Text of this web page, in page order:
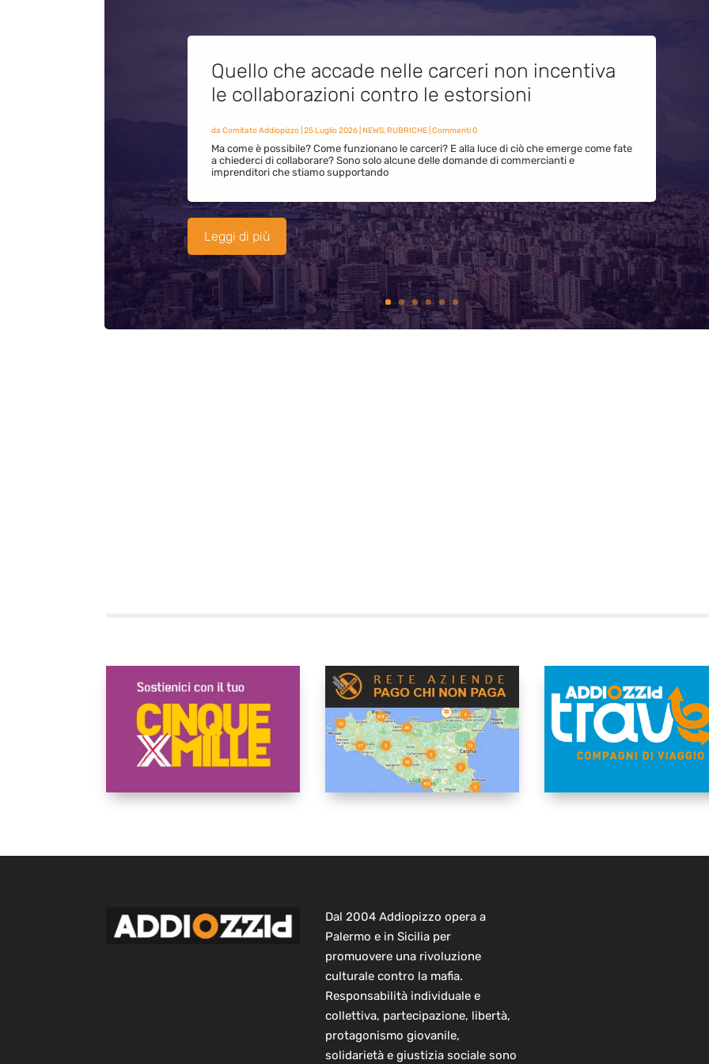
Quello che accade nelle carceri non incentiva
le collaborazioni contro le estorsioni
da Comitato Addiopizzo| 25 Luglio 2026| NEWS,RUBRICHE| Commenti 0
Ma come è possibile? Come funzionano le carceri? E alla luce di ciò che emerge come fate
a chiederci di collaborare? Sono solo alcune delle domande di commercianti e
imprenditori che stiamo supportando
Leggi di più
Dal 2004 Addiopizzo opera a
Palermo e in Sicilia per
promuovere una rivoluzione
culturale contro la mafia.
Responsabilità individuale e
collettiva, partecipazione, libertà,
protagonismo giovanile,
solidarietà e giustizia sociale sono